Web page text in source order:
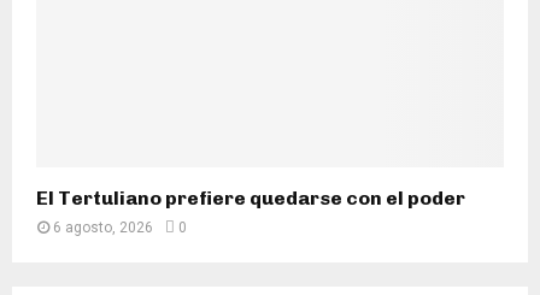
El Tertuliano prefiere quedarse con el poder
6 agosto, 2026 0